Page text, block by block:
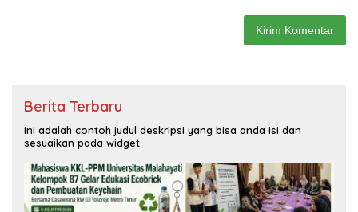
Berita Terbaru
Ini adalah contoh judul deskripsi yang bisa anda isi dan
sesuaikan pada widget